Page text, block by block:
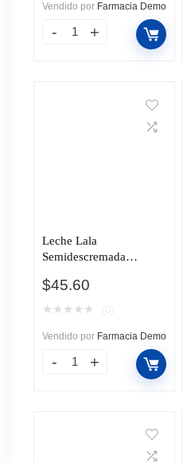
Vendido por Farmacia Demo
Leche Lala
Semidescremada
$45.60
★ ★ ★ ★ ★
Vendido por Farmacia Demo